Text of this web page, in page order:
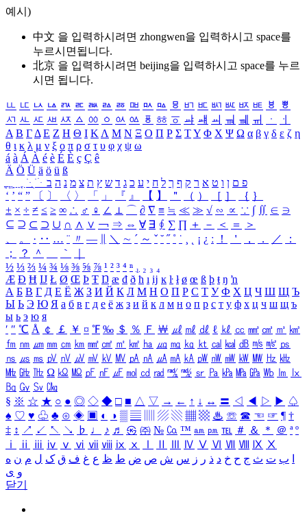
예시)
中文 을 입력하시려면 zhongwen을 입력하시고 space를
누르시면됩니다.
北京 을 입력하시려면 beijing을 입력하시고 space를 누르
시면 됩니다.
ㅥ ㅦ ㅧ ㅨ ㅩ ㅪ ㅫ ㅬ ㅭ ㅮ ㅯ ㅰ ㅱ ㅲ ㅳ ㅴ ㅵ ㅶ ㅷ ㅸ
ㅹ
ㅺ ㅻ ㅼ ㅽ ㅾ ㅿ ㆀ ㆁ ㆂ ㆃ ㆄ ㆅ ㆆ ㆇ ㆈ ㆉ ㆊ ㆋ ㆌ ㆍ
ㆎ
Α Β ΓΔ Ε Ζ Η Θ Ι ΚΛ Μ Ν Ξ Ο Π Ρ Σ ΤΥ Φ Χ Ψ Ω α β γ δ ε ζ η
θ ι κ λ μ ν ξ ο π ρ σ τ υ φ χ ψ ω
á à Á À é è É È ç Ç ê
Ä Ö Ü ä ö ü ß
ִֶֹ ֻּ ׁׂ פ ם ן ו ט א ר ק ף ך ל ח י ע כ ג ד ש ץ ת צ מ נ ה ב
‘ ’ “ ” 〔 〕 〈 〉 「 」 『 』 【 】 ＂ （ ） ［ ］ ｛ ｝
± × ÷ ≠ ≤ ≥ ∞ ∴ ♂ ♀ ∠ ⊥ ⌒ ∂ ∇ ≡ ≒ ≪ ≫ √ ∽ ∝ ∵ ∫ ∬ ∈ ∋
⊆ ⊇ ⊂ ⊃ ∪ ∩ ∧ ∨ ￢ ⇒ ⇔ ∀ ∃ ∮ ∑ ∏ ＋ － ＜ ＝
＞
、
。 · ‥ … ¨ 〃 ― ＼ ∼ ´ ～ ˇ ˘ ˝ ˚ ˙ ¸ ¡ ¿ ː ！ ＇ ， ． ／
：
；
？ ＾ ｀
½ ⅓ ⅔ ¼ ¾ ⅛ ⅜ ⅝ ⅞ ¹ ² ³ ⁴ ⁿ ₁ ₂ ₃ ₄
Æ Ð Ħ Ĳ Ł Ø Œ Þ Ŧ Ŋ æ đ ð ħ ı ĳ ĸ ŀ ł ø œ ß þ ŧ ŋ ŉ
А Б В Г Д Е Ё Ж З И Й К Л М Н О П Р С Т У Ф Х Ц Ч Ш Щ Ъ
Ы Ь Э Ю Я а б в г д е ё ж з и й к л м н о п р с т у ф х ц ч ш щ ъ
ы ь э ю я
′ ″ ℃ Å ￠ ￡ ￥ ¤ ℉ ‰ ＄ ％ Ｆ ￦ ㎕ ㎖ ㎗ ℓ ㎘ ㏄ ㎣ ㎤ ㎥ ㎦
㎙ ㎚ ㎛ ㎜ ㎝ ㎞ ㎟ ㎠ ㎡ ㎢ ㏊ ㎍ ㎎ ㎏ ㏏ ㎈ ㎉ ㏈ ㎧ ㎨ ㎰
㎱ ㎲ ㎳ ㎴ ㎵ ㎶ ㎷ ㎸ ㎹ ㎀ ㎁ ㎂ ㎃ ㎄ ㎺ ㎻ ㎽ ㎾ ㎿ ㎐ ㎑
㎒ ㎓ ㎔ Ω ㏀ ㏁ ㎊ ㎋ ㎌ ㏖ ㏅ ㎭ ㎮ ㎯ ㏛ ㎩ ㎪ ㎫ ㎬ ㏝ ㏐
㏓
㏃ ㏉ ㏜ ㏆
§ ※ ☆ ★ ○ ● ◎ ◇ ◆ □ ■ △ ▽ → ← ↑ ↓ ↔ 〓 ◁ ◀ ▷ ▶ ♤
♠ ♡ ♥ ♧ ♣ ⊙ ◈ ▣ ◐ ◑ ▒ ▤ ▨ ▧ ▦ ▩ ♨ ☏ ☎ ☜ ☞ ¶ †
‡ ↕ ↗ ↙ ↖ ↘ ♭ ♩ ♪ ♬ ㉿ ㈜ № ㏇ ™ ㏂ ㏘ ℡ ＃ ＆ ＊ ＠ ª º
ⅰ
ⅱ ⅲ ⅳ ⅴ ⅵ ⅶ ⅷ ⅸ ⅹ Ⅳ Ⅴ Ⅵ Ⅶ Ⅷ Ⅸ Ⅹ
ب ت ث ج ح خ د ذ ر ز س ش ص ض ط ظ ع غ ف ق ک ل م ن ه
و ی
닫기